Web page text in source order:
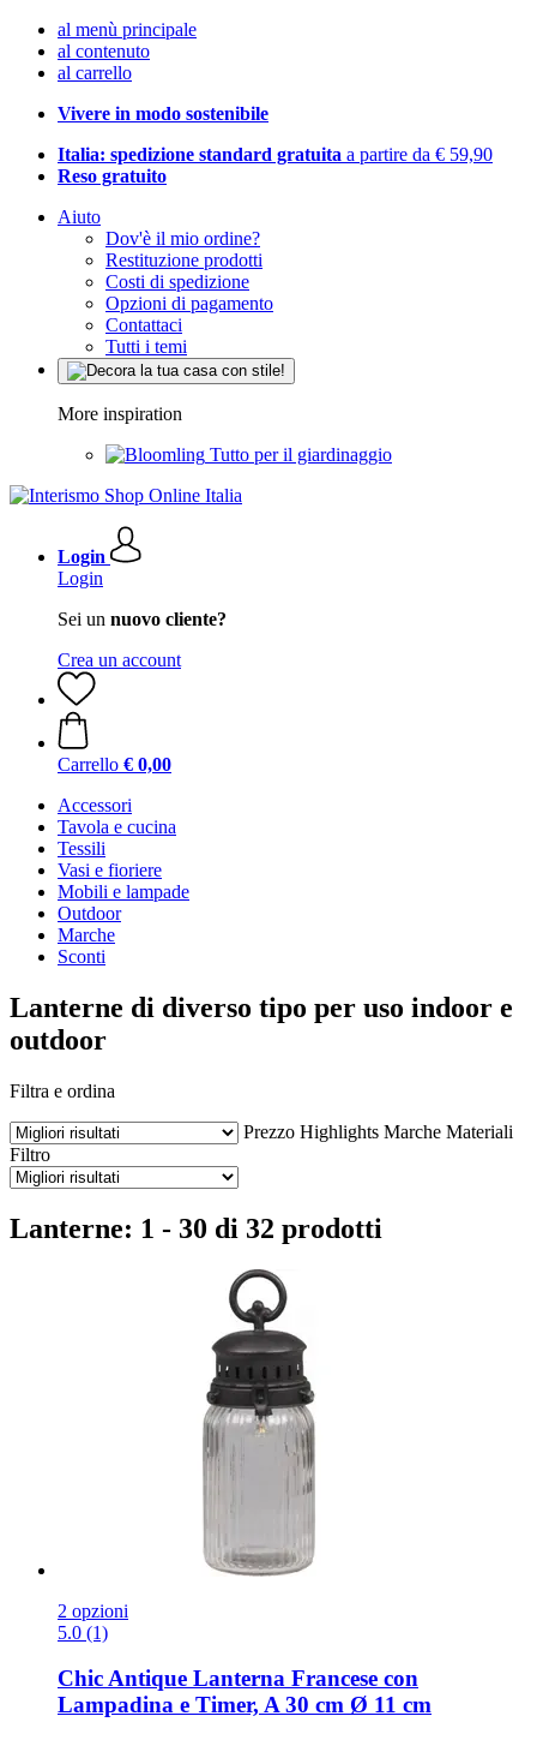
al menù principale
al contenuto
al carrello
Vivere in modo sostenibile
Italia: spedizione standard gratuita a partire da € 59,90
Reso gratuito
Aiuto
Dov'è il mio ordine?
Restituzione prodotti
Costi di spedizione
Opzioni di pagamento
Contattaci
Tutti i temi
More inspiration
Tutto per il giardinaggio
Login
Login
Sei un nuovo cliente?
Crea un account
Carrello € 0,00
Accessori
Tavola e cucina
Tessili
Vasi e fioriere
Mobili e lampade
Outdoor
Marche
Sconti
Lanterne di diverso tipo per uso indoor e
outdoor
Filtra e ordina
Prezzo Highlights Marche Materiali
Filtro
Lanterne: 1 - 30 di 32 prodotti
2 opzioni
5.0 (1)
Chic Antique Lanterna Francese con
Lampadina e Timer, A 30 cm Ø 11 cm